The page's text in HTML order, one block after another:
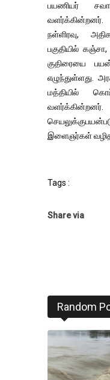
பயணியர்
வளர்க்கின்றனர்.
நள்ளிரவு,
பகுதியில்
குதிரையை
எழுந்துள்ளது.
மத்தியில்
இளைஞர்கள்
Tags :
Share via
Random